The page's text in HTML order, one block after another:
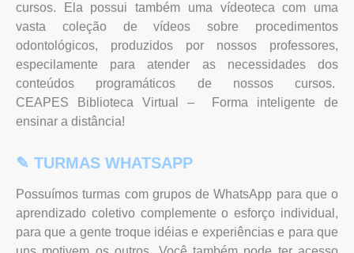
cursos. Ela possui também uma vídeoteca com uma
vasta coleção de vídeos sobre procedimentos
odontológicos, produzidos por nossos professores,
especilamente para atender as necessidades dos
conteúdos programáticos de nossos cursos.
CEAPES Biblioteca Virtual – Forma inteligente de
ensinar a distância!
✎ TURMAS WHATSAPP
Possuímos turmas com grupos de WhatsApp para que o
aprendizado coletivo complemente o esforço individual,
para que a gente troque idéias e experiências e para que